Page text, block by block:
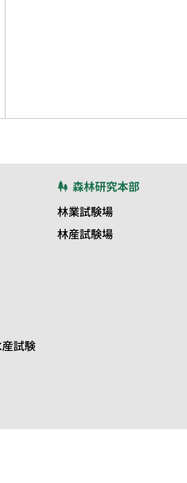
試験
森林研究本部
林業試験場
林産試験場